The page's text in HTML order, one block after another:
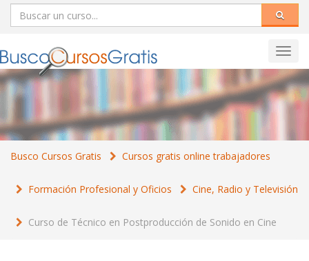
Busco Cursos Gratis Cursos gratis online trabajadores
Formación Profesional y Oficios Cine, Radio y Televisión
Curso de Técnico en Postproducción de Sonido en Cine